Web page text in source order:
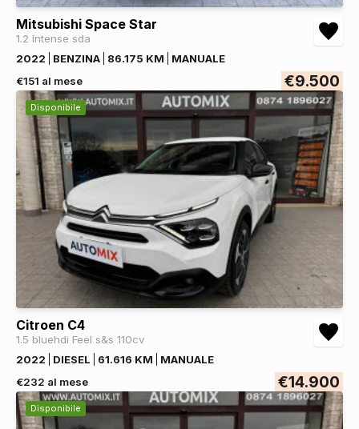
Mitsubishi Space Star
1.2 Intense sda
2022
BENZINA 86.175 KM
MANUALE
€151 al mese
€9.500
Disponibile
Citroen C4
1.5 bluehdi Feel s&s 110cv
2022
DIESEL 61.616 KM
MANUALE
€232 al mese
€14.900
Disponibile